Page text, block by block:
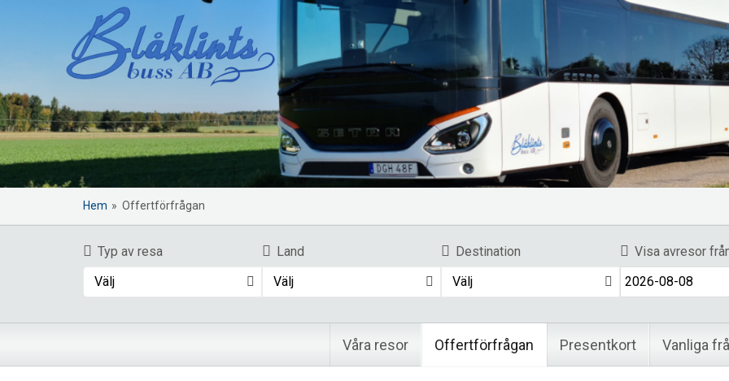
Hem » Offertförfrågan
Typ av resa
Välj
Land
Välj
Destination
Välj
Visa avresor
Våra resor Offertförfrågan Presentkort Vanliga